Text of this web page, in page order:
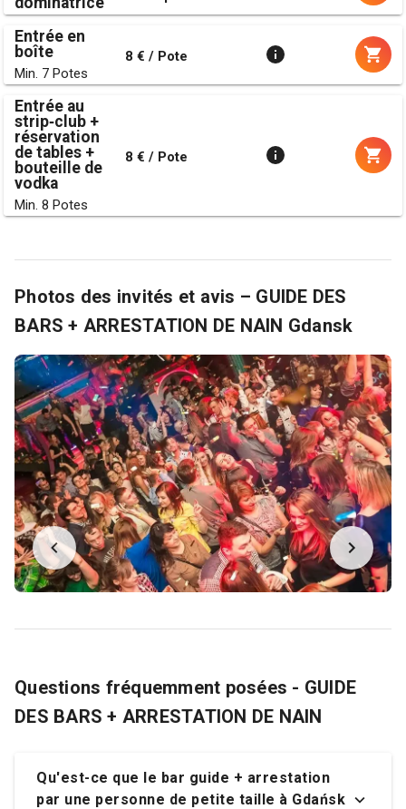
Entrée en
boîte
Min. 7 Potes
8 € / Pote
Entrée au
strip‑club +
réservation
de tables +
bouteille de
vodka
Min. 8 Potes
8 € / Pote
Photos des invités et avis – GUIDE DES
BARS + ARRESTATION DE NAIN Gdansk
Questions fréquemment posées - GUIDE
DES BARS + ARRESTATION DE NAIN
Qu'est-ce que le bar guide + arrestation
par une personne de petite taille à Gdańsk